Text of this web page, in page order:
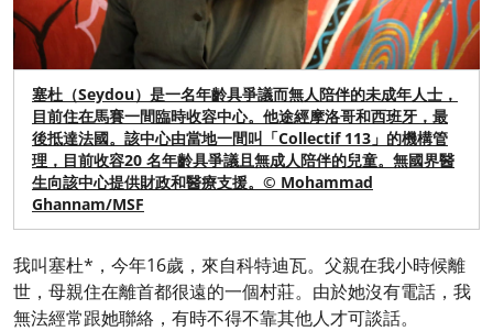
塞杜（Seydou）是一名年齡具爭議而無人陪伴的未成年人士，
目前住在馬賽一間臨時收容中心。他途經摩洛哥和西班牙，最
後抵達法國。該中心由當地一間叫「Collectif 113」的機構管
理，目前收容20 名年齡具爭議且無成人陪伴的兒童。無國界醫
生向該中心提供財政和醫療支援。© Mohammad
Ghannam/MSF
我叫塞杜*，今年16歲，來自科特迪瓦。父親在我小時候離
世，母親住在離首都很遠的一個村莊。由於她沒有電話，我
無法經常跟她聯絡，有時不得不靠其他人才可談話。